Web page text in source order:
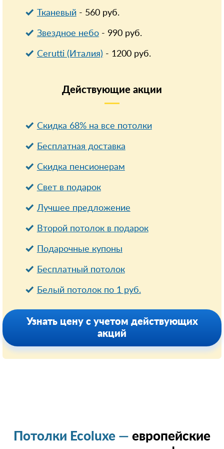
Тканевый- 560руб.
Звездное небо- 990руб.
Cerutti (Италия) - 1200руб.
Действующие акции
Скидка 68% на все потолки
Бесплатная доставка
Cкидка пенсионерам
Свет в подарок
Лучшее предложение
Второй потолок в подарок
Подарочные купоны
Бесплатный потолок
Белый потолок по 1 руб.
Узнать цену с учетом действующих
акций
Потолки Ecoluxe — европейские